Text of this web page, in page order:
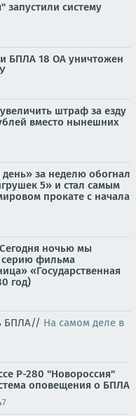
запустили систему
БПЛА 18 ОА уничтожен
штраф за езду
вместо нынешних
за неделю обогнал
5» и стал самым
прокате с начала
ночью мы
серию фильма
«Государственная
год)
БПЛА// На самом деле в
Р-280 "Новороссия"
оповещения о БПЛА